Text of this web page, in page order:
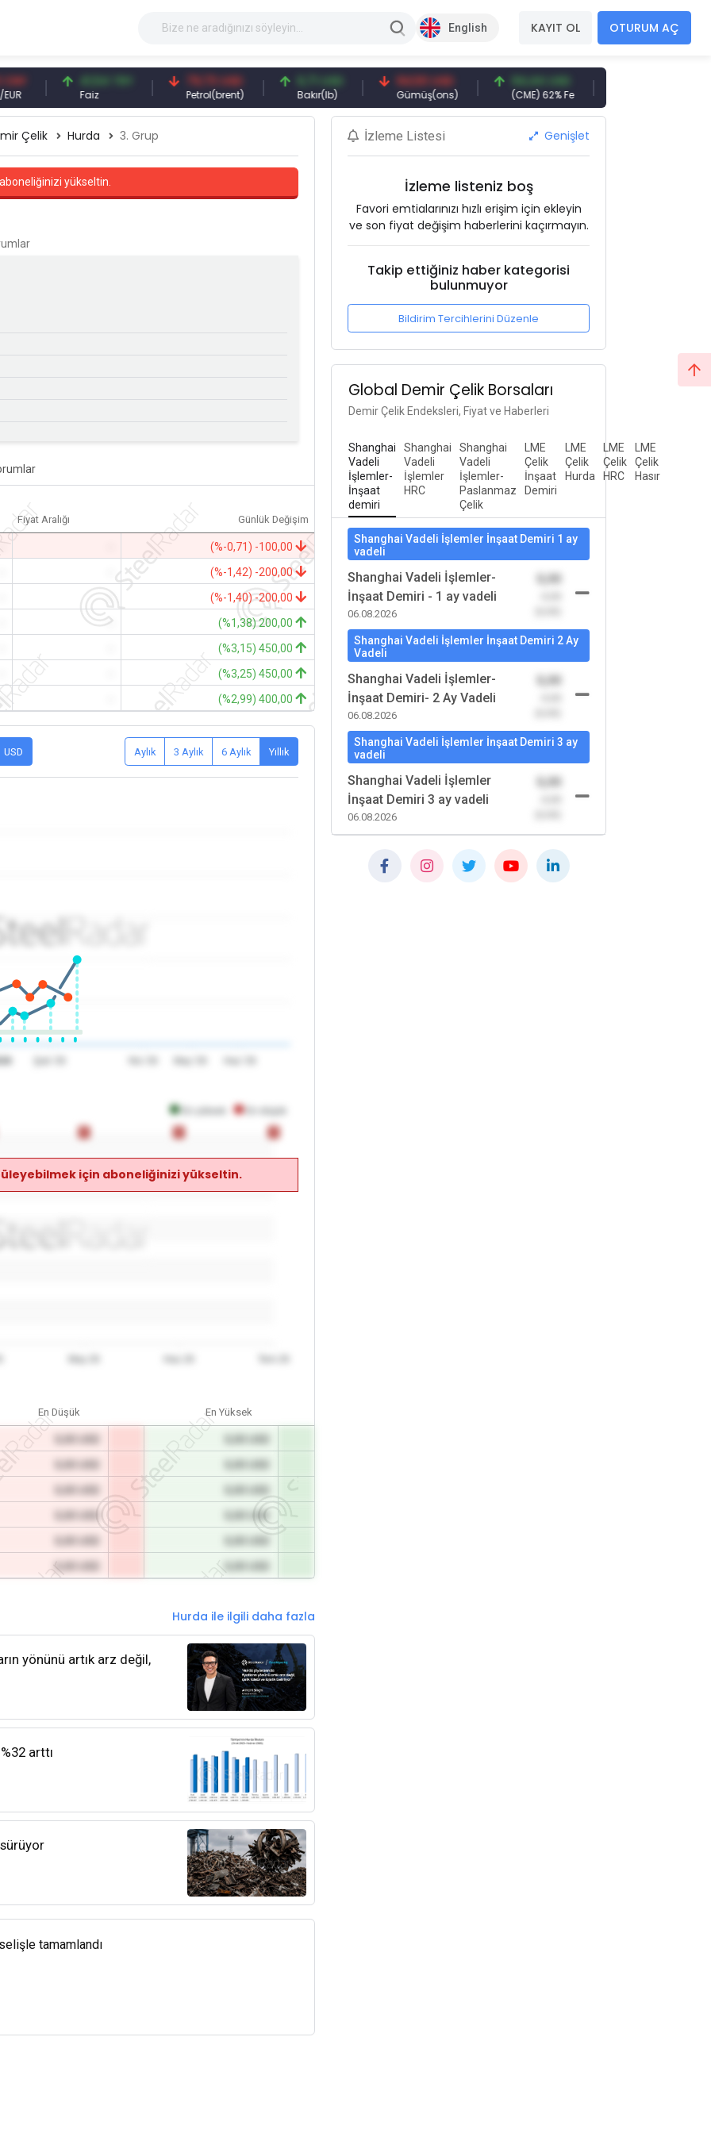
English KAYIT OL OTURUM AÇ
41,54 TRY
Faiz
79,73 USD
Petrol(brent)
6,71 USD
Bakır(lb)
94,50 USD
Gümüş(ons)
94,44 USD
(CME) 62% Fe
377,25 USD
Gemi Söküm
Çelik Hurda 3. Grup
yükseltin.
Fiyat Aralığı Günlük Değişim
(%-0,71) -100,00
(%-1,42) -200,00
-
(%-1,40) -200,00
-
(%1,38) 200,00
(%3,15) 450,00
(%3,25) 450,00
- (%2,99) 400,00
USD Aylık 3 Aylık 6 Aylık Yıllık
için aboneliğinizi yükseltin.
0 0 0
0 0 0
En Düşük En Yüksek
0,00 USD
0,00 USD
Hurda ile ilgili daha fazla
yönünü artık arz değil,
arttı
tamamlandı
İzleme Listesi Genişlet
İzleme listeniz boş
Favori emtialarınızı hızlı erişim için ekleyin
ve son fiyat değişim haberlerini kaçırmayın.
Takip ettiğiniz haber kategorisi
bulunmuyor
Bildirim Tercihlerini Düzenle
Global Demir Çelik Borsaları
Demir Çelik Endeksleri, Fiyat ve Haberleri
Shanghai
Vadeli
İşlemler-
İnşaat
demiri
Shanghai
Vadeli
İşlemler
HRC
Shanghai
Vadeli
İşlemler-
Paslanmaz
Çelik
LME
Çelik
İnşaat
Demiri
LME
Çelik
Hurda
LME
Çelik
HRC
LME
Çelik
Hasır
Shanghai Vadeli İşlemler İnşaat Demiri 1 ay
vadeli
Shanghai Vadeli İşlemler-
İnşaat Demiri - 1 ay vadeli
06.08.2026
Shanghai Vadeli İşlemler İnşaat Demiri 2 Ay
Vadeli
Shanghai Vadeli İşlemler-
İnşaat Demiri- 2 Ay Vadeli
06.08.2026
Shanghai Vadeli İşlemler İnşaat Demiri 3 ay
vadeli
Shanghai Vadeli İşlemler
İnşaat Demiri 3 ay vadeli
06.08.2026